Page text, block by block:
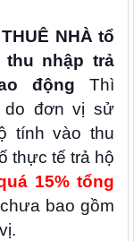
NHÀ tổ
nhập trả
động Thì
do đơn vị sử
tính vào thu
thực tế trả hộ
15% tổng
bao gồm